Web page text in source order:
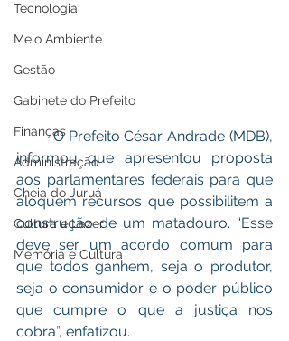
Tecnologia
Meio Ambiente
Gestão
Gabinete do Prefeito
Finanças
Administração
Cheia do Juruá
Cultura e Lazer
Memória e Cultura
	O Prefeito César Andrade (MDB),
informou que apresentou proposta
aos parlamentares federais para que
aloquem recursos que possibilitem a
construção de um matadouro. “Esse
deve ser um acordo comum para
que todos ganhem, seja o produtor,
seja o consumidor e o poder público
que cumpre o que a justiça nos
cobra”, enfatizou.